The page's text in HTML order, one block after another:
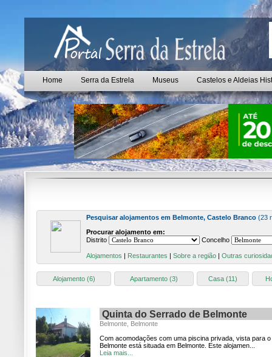
Home Serra da Estrela Museus Castelos e Aldeias
Pesquisar alojamentos em Belmonte, Castelo Branco (23
Procurar alojamento em:
Distrito
Concelho
Alojamentos | Restaurantes | Sobre a região| Outras
Alojamento (6) Apartamento (3) Casa (11)
Quinta do Serrado de Belmonte
Belmonte, Belmonte
Com acomodações com uma piscina privada, vista para
Belmonte está situada em Belmonte. Este alojamen...
Leia mais...